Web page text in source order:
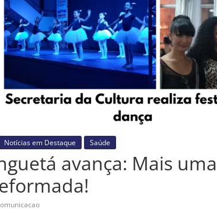
Notícias em Destaque Saúde
avança: Mais